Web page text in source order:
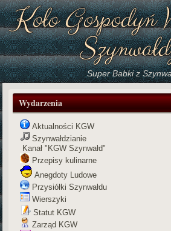
Koło Gospodyń
Super Babki z
Wydarzenia
Aktualności KGW
Szynwałdzianie
Kanał "KGW Szynwałd"
Przepisy kulinarne
Anegdoty Ludowe
Przysiółki Szynwałdu
Wierszyki
Statut KGW
Zarząd KGW